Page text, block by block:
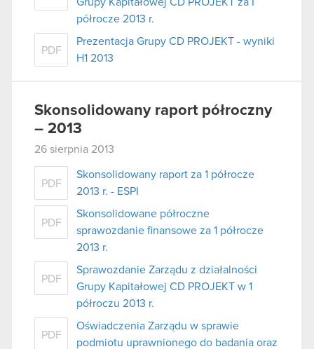
półrocze 2013 r.
PDF
Prezentacja Grupy CD PROJEKT - wyniki
H1 2013
Skonsolidowany raport półroczny
– 2013
26 sierpnia 2013
PDF
Skonsolidowany raport za 1 półrocze
2013 r. - ESPI
PDF
Skonsolidowane półroczne
sprawozdanie finansowe za 1 półrocze
2013 r.
PDF
Sprawozdanie Zarządu z działalności
Grupy Kapitałowej CD PROJEKT w 1
półroczu 2013 r.
PDF
Oświadczenia Zarządu w sprawie
podmiotu uprawnionego do badania oraz